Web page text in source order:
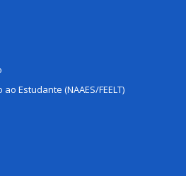
Estudante (NAAES/FEELT)